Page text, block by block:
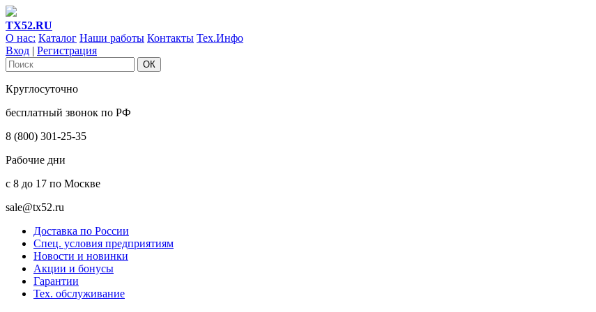
ТХ52.RU
О нас: Каталог Наши работы Контакты Тех.Инфо
Вход | Регистрация
Круглосуточно
бесплатный звонок по РФ
8 (800) 301-25-35
Рабочие дни
с 8 до 17 по Москве
sale@tx52.ru
Доставка по России
Спец. условия предприятиям
Новости и новинки
Акции и бонусы
Гарантии
Тех. обслуживание